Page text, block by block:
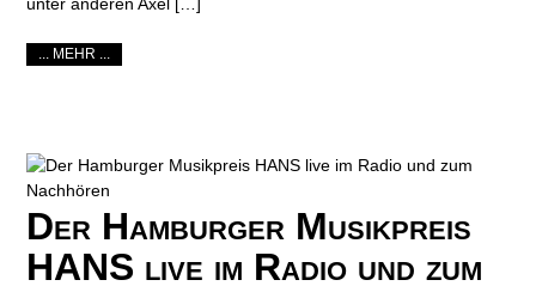
unter anderen Axel […]
... MEHR ...
Der Hamburger Musikpreis
HANS live im Radio und zum